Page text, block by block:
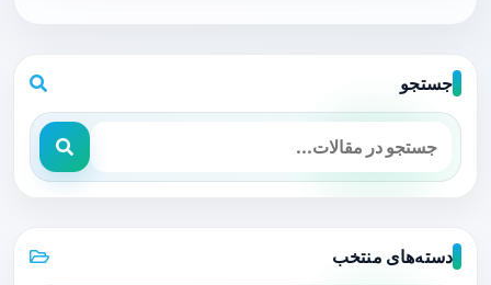
جستجو
دسته‌های منتخب